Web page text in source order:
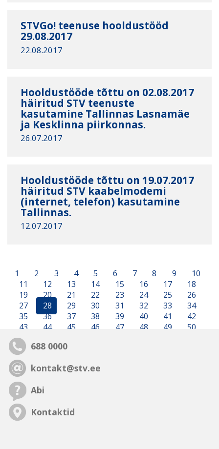
STVGo! teenuse hooldustööd
29.08.2017
22.08.2017
Hooldustööde tõttu on 02.08.2017
häiritud STV teenuste
kasutamine Tallinnas Lasnamäe
ja Kesklinna piirkonnas.
26.07.2017
Hooldustööde tõttu on 19.07.2017
häiritud STV kaabelmodemi
(internet, telefon) kasutamine
Tallinnas.
12.07.2017
1 2 3 4 5 6 7 8 9
10
11
12 13 14 15 16 17
18
19
20 21 22 23 24 25
26
27
28 29 30 31 32 33
34
35
36 37 38 39 40 41
42
43
44 45 46 47 48 49 50
688 0000
kontakt@stv.ee
Abi
Kontaktid